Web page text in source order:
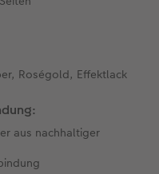
Roségold, Effektlack
aus nachhaltiger